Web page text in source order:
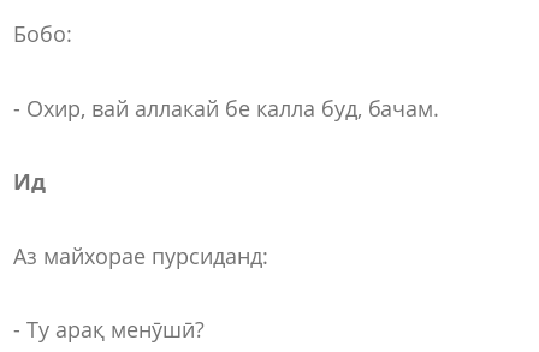
Бобо:
- Охир, вай аллакай бе калла буд, бачам.
Ид
Аз майхорае пурсиданд:
- Ту арақ менӯшӣ?